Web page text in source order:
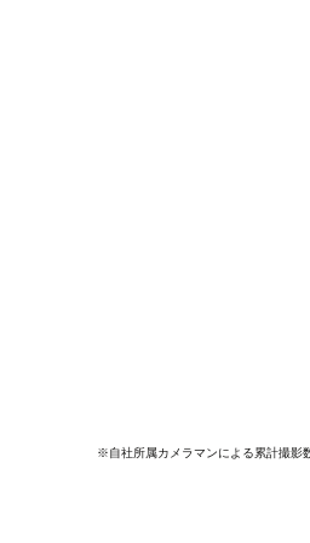
※自社所属カメラマンによる累計撮影